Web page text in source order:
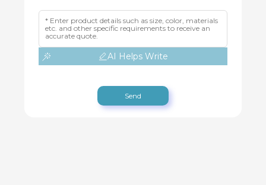
AI Helps Write
Send